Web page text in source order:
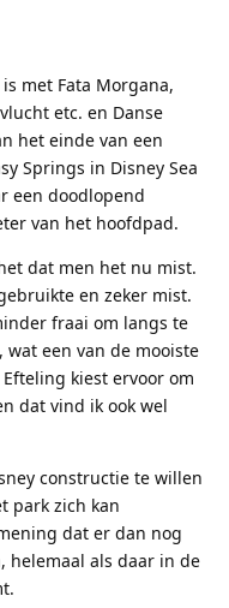
met Fata Morgana,
etc. en Danse
het einde van een
Springs in Disney Sea
een doodlopend
van het hoofdpad.
dat men het nu mist.
en zeker mist.
fraai om langs te
een van de mooiste
kiest ervoor om
dat vind ik ook wel
constructie te willen
park zich kan
dat er dan nog
helemaal als daar in de